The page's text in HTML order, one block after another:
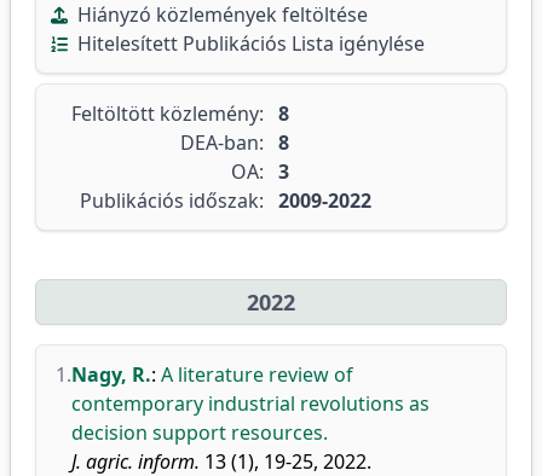
Hiányzó közlemények feltöltése
Hitelesített Publikációs Lista igénylése
Feltöltött közlemény: 8
DEA-ban: 8
OA: 3
Publikációs időszak: 2009-2022
2022
1.Nagy, R.: A literature review of
contemporary industrial revolutions as
decision support resources.
J. agric. inform. 13 (1), 19-25, 2022.